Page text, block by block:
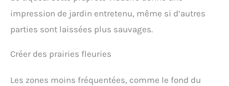
impression de jardin entretenu, même si d’autres
parties sont laissées plus sauvages.
Créer des prairies fleuries
Les zones moins fréquentées, comme le fond du